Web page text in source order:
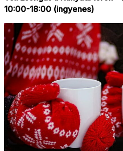
10:00-18:00 (ingyenes)